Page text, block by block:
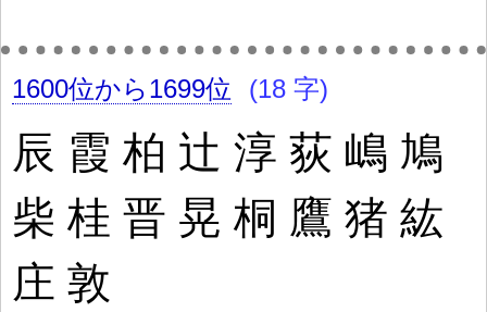
1600位から1699位 (18 字)
辰 霞 柏 辻 淳 荻 嶋 鳩
柴 桂 晋 晃 桐 鷹 猪 紘
庄 敦